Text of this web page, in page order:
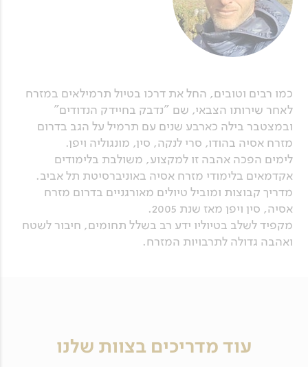
כמו רבים וטובים, החל את דרכו בטיול תרמילאים במזרח
לאחר שירותו הצבאי, שם "נדבק בחיידק הנדודים"
ובמצטבר בילה כארבע שנים עם תרמיל על הגב בדרום
מזרח אסיה בהודו, סרי לנקה, סין, מונגוליה ויפן.
לימים הפכה אהבה זו למקצוע, משולבת בלימודים
אקדמאים בלימודי מזרח אסיה באוניברסיטת תל אביב.
מדריך קבוצות ומוביל טיולים מאורגניים בדרום מזרח
אסיה, סין ויפן מאז שנת 2005.
מקפיד לשלב בטיוליו ידע רב בשלל תחומים, חיבור לשטח
ואהבה גדולה לתרבויות המזרח.
עוד מדריכים בצוות שלנו